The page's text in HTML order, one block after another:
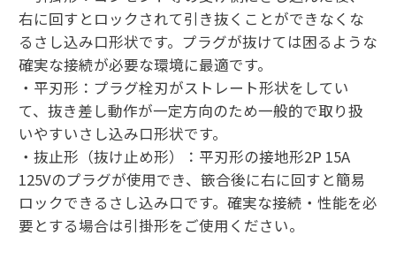
右に回すとロックされて引き抜くことができなくな
るさし込み口形状です。プラグが抜けては困るような
確実な接続が必要な環境に最適です。
・平刃形：プラグ栓刃がストレート形状をしてい
て、抜き差し動作が一定方向のため一般的で取り扱
いやすいさし込み口形状です。
・抜止形（抜け止め形）：平刃形の接地形2P 15A
125Vのプラグが使用でき、篏合後に右に回すと簡易
ロックできるさし込み口です。確実な接続・性能を必
要とする場合は引掛形をご使用ください。